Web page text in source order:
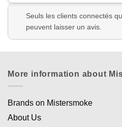
Seuls les clients connectés
peuvent laisser un avis.
More information about
Brands on Mistersmoke
About Us